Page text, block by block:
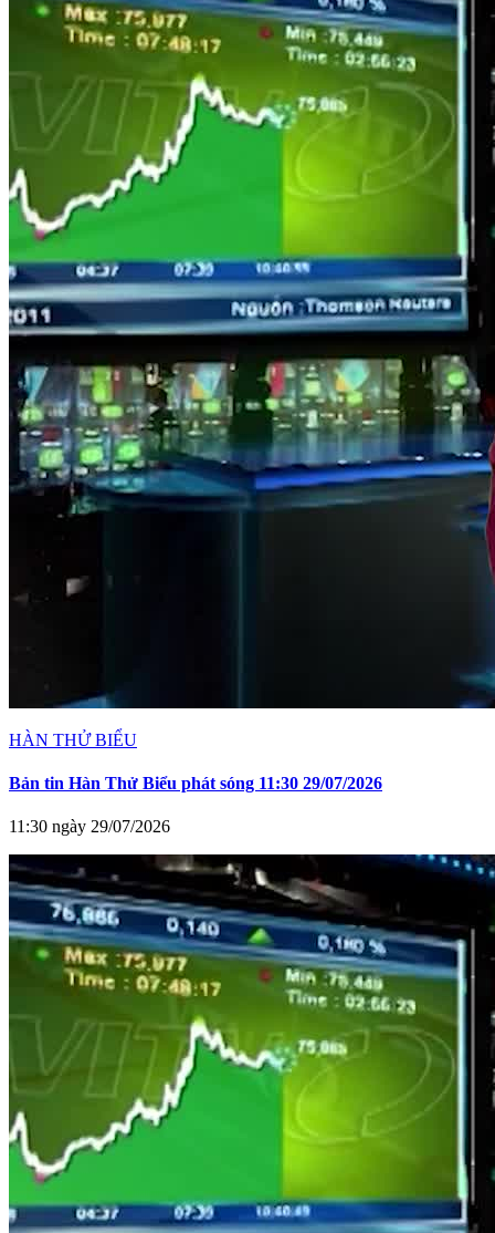
HÀN THỬ BIỂU
Bản tin Hàn Thử Biểu phát sóng 11:30 29/07/2026
11:30 ngày 29/07/2026